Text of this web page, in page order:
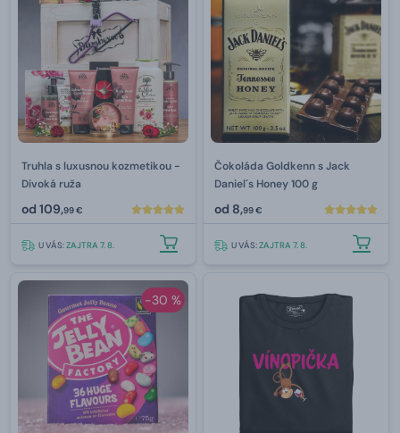
Truhla s luxusnou kozmetikou -
Divoká ruža
od 109,99 €
U VÁS:ZAJTRA 7. 8.
Čokoláda Goldkenn s Jack
Daniel´s Honey 100 g
od 8,99 €
U VÁS:ZAJTRA 7. 8.
-30 %